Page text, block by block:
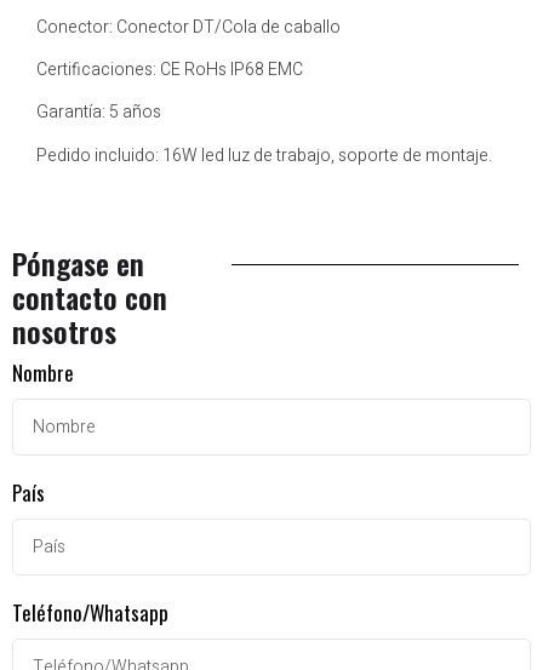
Conector: Conector DT/Cola de caballo
Certificaciones: CE RoHs IP68 EMC
Garantía: 5 años
Pedido incluido: 16W led luz de trabajo, soporte de montaje.
Póngase en
contacto con
nosotros
Nombre
País
Teléfono/Whatsapp